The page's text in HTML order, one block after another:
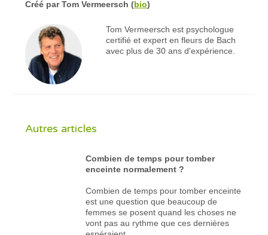
Créé parTom Vermeersch (bio)
Tom Vermeersch est psychologue
certifié et expert en fleurs de Bach
avec plus de 30 ans d'expérience.
Autres articles
Combien de temps pour tomber
enceinte normalement ?
Combien de temps pour tomber enceinte
est une question que beaucoup de
femmes se posent quand les choses ne
vont pas au rythme que ces dernières